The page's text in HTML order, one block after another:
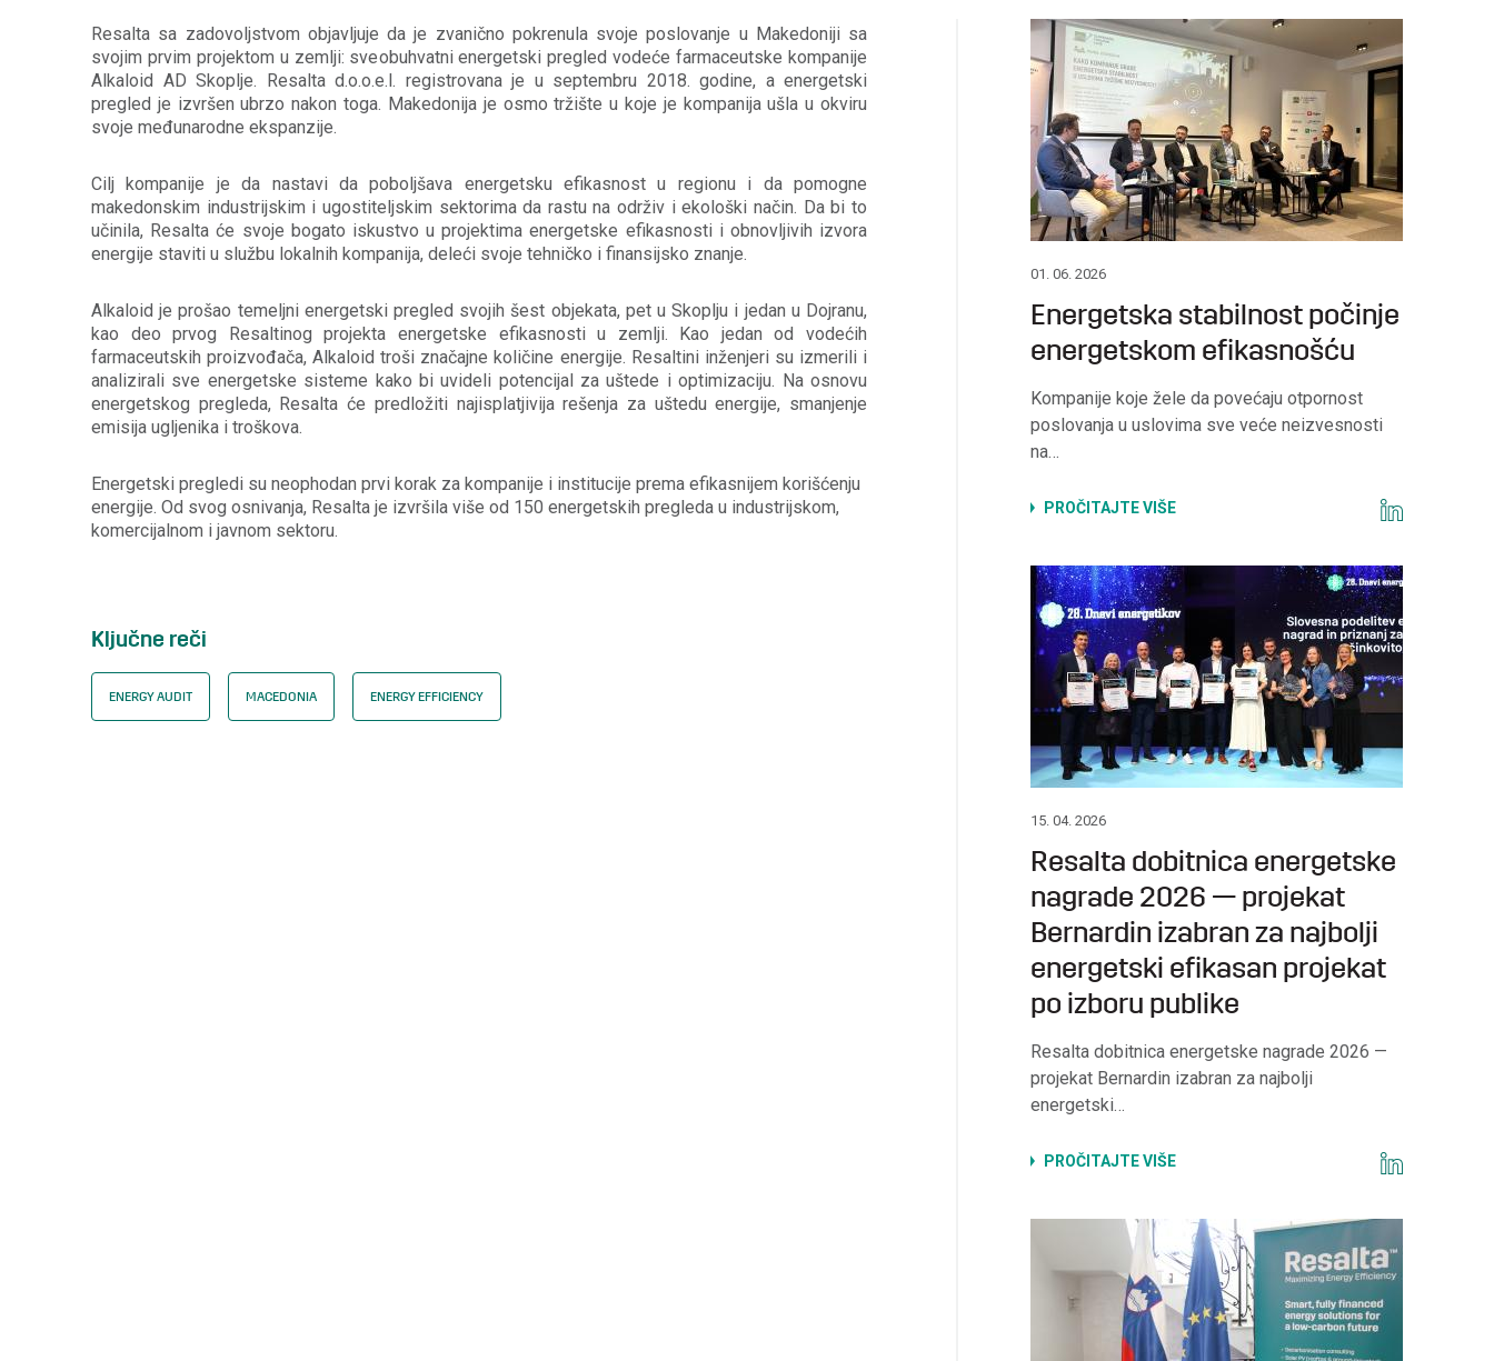
Resalta sa zadovoljstvom objavljuje da je zvanično pokrenula svoje poslovanje u Makedoniji sa
svojim prvim projektom u zemlji: sveobuhvatni energetski pregled vodeće farmaceutske kompanije
Alkaloid AD Skoplje. Resalta d.o.o.e.l. registrovana je u septembru 2018. godine, a energetski
pregled je izvršen ubrzo nakon toga. Makedonija je osmo tržište u koje je kompanija ušla u okviru
svoje međunarodne ekspanzije.
Cilj kompanije je da nastavi da poboljšava energetsku efikasnost u regionu i da pomogne
makedonskim industrijskim i ugostiteljskim sektorima da rastu na održiv i ekološki način. Da bi to
učinila, Resalta će svoje bogato iskustvo u projektima energetske efikasnosti i obnovljivih izvora
energije staviti u službu lokalnih kompanija, deleći svoje tehničko i finansijsko znanje.
Alkaloid je prošao temeljni energetski pregled svojih šest objekata, pet u Skoplju i jedan u Dojranu,
kao deo prvog Resaltinog projekta energetske efikasnosti u zemlji. Kao jedan od vodećih
farmaceutskih proizvođača, Alkaloid troši značajne količine energije. Resaltini inženjeri su izmerili i
analizirali sve energetske sisteme kako bi uvideli potencijal za uštede i optimizaciju. Na osnovu
energetskog pregleda, Resalta će predložiti najisplatjivija rešenja za uštedu energije, smanjenje
emisija ugljenika i troškova.
Energetski pregledi su neophodan prvi korak za kompanije i institucije prema efikasnijem korišćenju
energije. Od svog osnivanja, Resalta je izvršila više od 150 energetskih pregleda u industrijskom,
komercijalnom i javnom sektoru.
Ključne reči
ENERGY AUDIT MACEDONIA ENERGY EFFICIENCY
01. 06. 2026
Energetska stabilnost počinje
energetskom efikasnošću
Kompanije koje žele da povećaju otpornost
poslovanja u uslovima sve veće neizvesnosti
na…
PROČITAJTE VIŠE
15. 04. 2026
Resalta dobitnica energetske
nagrade 2026 — projekat
Bernardin izabran za najbolji
energetski efikasan projekat
po izboru publike
Resalta dobitnica energetske nagrade 2026 —
projekat Bernardin izabran za najbolji
energetski…
PROČITAJTE VIŠE